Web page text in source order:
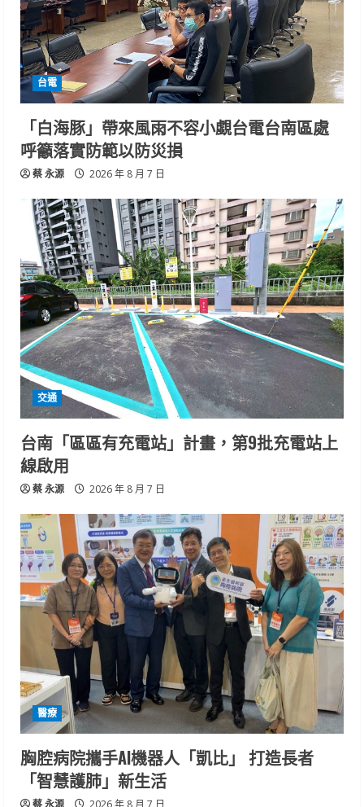
台電
「白海豚」帶來風雨不容小覷台電台南區處
呼籲落實防範以防災損
蔡 永源 2026 年 8 月 7 日
交通
台南「區區有充電站」計畫，第9批充電站上
線啟用
蔡 永源 2026 年 8 月 7 日
醫療
胸腔病院攜手AI機器人「凱比」 打造長者
「智慧護肺」新生活